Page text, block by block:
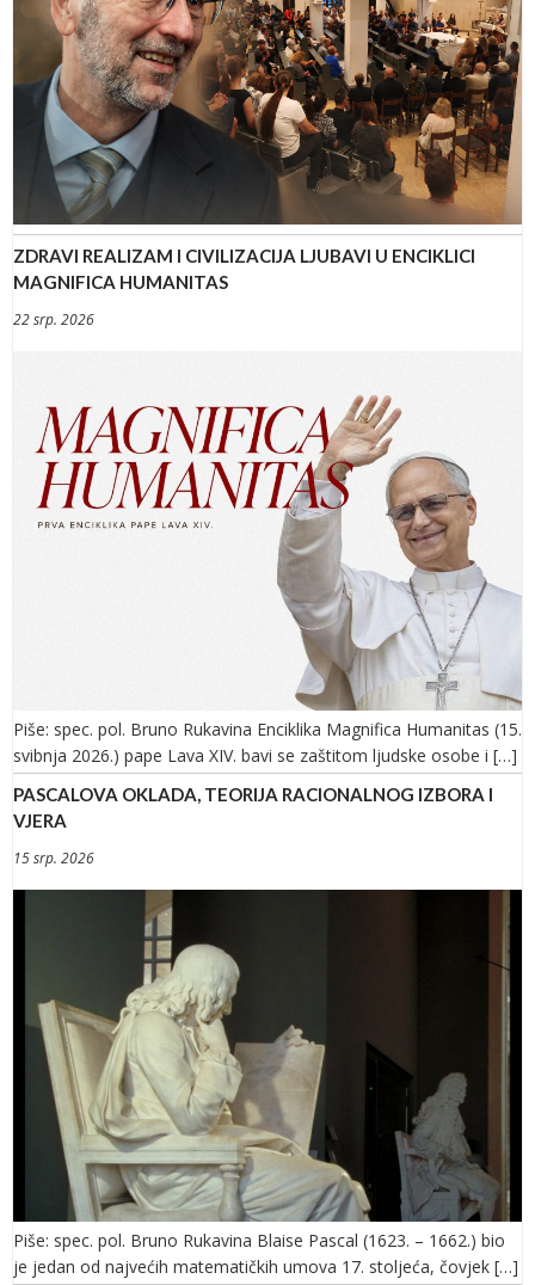
ZDRAVI REALIZAM I CIVILIZACIJA LJUBAVI U ENCIKLICI
MAGNIFICA HUMANITAS
22 srp. 2026
Piše: spec. pol. Bruno Rukavina Enciklika Magnifica Humanitas (15.
svibnja 2026.) pape Lava XIV. bavi se zaštitom ljudske osobe i […]
PASCALOVA OKLADA, TEORIJA RACIONALNOG IZBORA I
VJERA
15 srp. 2026
Piše: spec. pol. Bruno Rukavina Blaise Pascal (1623. – 1662.) bio
je jedan od najvećih matematičkih umova 17. stoljeća, čovjek […]